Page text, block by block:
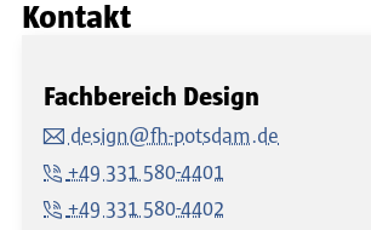
Kontakt
Fachbereich Design
design@fh-potsdam.de
+49 331 580-4401
+49 331 580-4402